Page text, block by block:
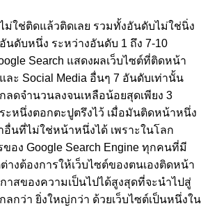
ม่ใช่ติดแล้วติดเลย รวมทั้งอันดับไม่ใช่นิ่ง
นดับหนึ่ง ระหว่างอันดับ 1 ถึง 7-10
Search แสดงผลเว็บไซต์ที่ติดหน้า
ะ Social Media อื่นๆ 7 อันดับเท่านั้น
ดจำนวนลงจนเหลือน้อยสุดเพียง 3
ะหนึ่งตอกตะปูตรึงไว้ เมื่อมันติดหน้าหนึ่ง
นที่ไม่ใช่หน้าหนึ่งได้ เพราะในโลก
อง Google Search Engine ทุกคนที่มี
างต้องการให้เว็บไซต์ของตนเองติดหน้า
าสของความเป็นไปได้สูงสุดที่จะนำไปสู่
ลกว่า ยิ่งใหญ่กว่า ด้วยเว็บไซต์เป็นหนึ่งใน